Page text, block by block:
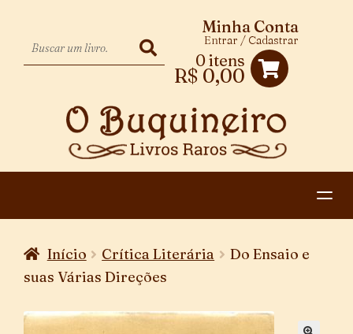
0 itens
R$ 0,00
Minha Conta
Entrar / Cadastrar
Início Crítica Literária
Do Ensaio e
suas Várias Direções